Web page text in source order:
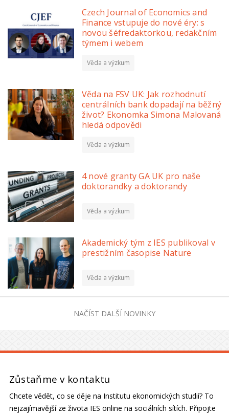
Czech Journal of Economics and
Finance vstupuje do nové éry: s
novou šéfredaktorkou, redakčním
týmem i webem
Věda a výzkum
Věda na FSV UK: Jak rozhodnutí
centrálních bank dopadají na běžný
život? Ekonomka Simona Malovaná
hledá odpovědi
Věda a výzkum
4 nové granty GA UK pro naše
doktorandky a doktorandy
Věda a výzkum
Akademický tým z IES publikoval v
prestižním časopise Nature
Věda a výzkum
NAČÍST DALŠÍ NOVINKY
Zůstaňme v kontaktu
Chcete vědět, co se děje na Institutu ekonomických studií? To
nejzajímavější ze života IES online na sociálních sítích. Připojte